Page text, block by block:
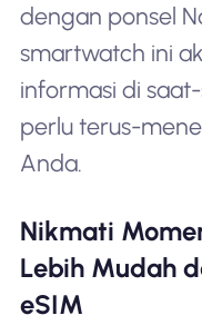
dengan ponsel
smartwatch ini
informasi di
perlu terus-
Anda.
Nikmati
Lebih Mudah
eSIM